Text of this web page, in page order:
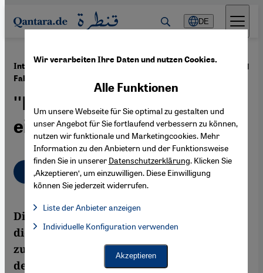
Direkt zum Inhalt springen
DE
Interview mit dem ägyptischen Historiker Khaled
Fahmy
·01.08.2011
''Der Armee mangelt es an
einer Zukunftsvision''
Deutsch English عربي
Die neuerlichen Proteste in Ägypten rücken
die Armee und ihr gespaltenes Verhältnis
zur Revolution vom 25. Januar ins Zentrum
der Aufmerksamkeit. Ein Gespräch mit
Wir verarbeiten Ihre Daten und nutzen Cookies.
Alle Funktionen
Um unsere Webseite für Sie optimal zu gestalten und
unser Angebot für Sie fortlaufend verbessern zu können,
nutzen wir funktionale und Marketingcookies. Mehr
Information zu den Anbietern und der Funktionsweise
finden Sie in unserer Datenschutzerklärung. Klicken Sie
‚Akzeptieren‘, um einzuwilligen. Diese Einwilligung
können Sie jederzeit widerrufen.
Liste der Anbieter anzeigen
Facebook Embed / Facebook Connect, Google Maps Embed,
Facebook Embed / Facebook Connect
Individuelle Konfiguration verwenden
Akzeptieren